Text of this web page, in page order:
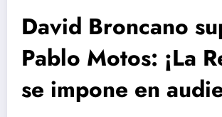
David Broncano
Pablo Motos: ¡La
se impone en